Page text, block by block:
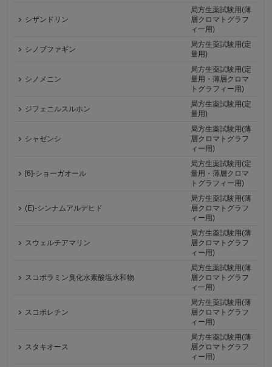
シザンドリン
局方生薬試験用(薄
層クロマトグラフ
ィー用)
シノブファギン
局方生薬試験用(定
量用)
シノメニン
局方生薬試験用(定
量用・薄層クロマ
トグラフィー用)
ジフェニルスルホン
局方生薬試験用(定
量用)
シャゼンシ
局方生薬試験用(薄
層クロマトグラフ
ィー用)
[6]-ショーガオール
局方生薬試験用(定
量用・薄層クロマ
トグラフィー用)
(E)-シンナムアルデヒド
局方生薬試験用(薄
層クロマトグラフ
ィー用)
スウェルチアマリン
局方生薬試験用(薄
層クロマトグラフ
ィー用)
スコポラミン臭化水素酸塩水和物
局方生薬試験用(薄
層クロマトグラフ
ィー用)
スコポレチン
局方生薬試験用(薄
層クロマトグラフ
ィー用)
スタキオース
局方生薬試験用(薄
層クロマトグラフ
ィー用)